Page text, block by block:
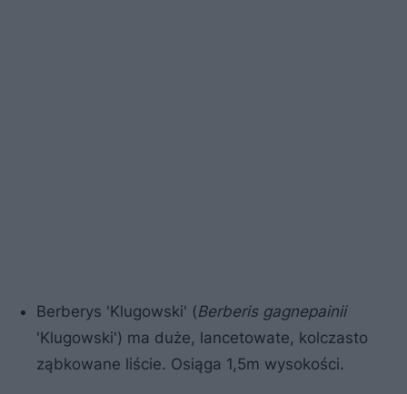
Berberys 'Klugowski' (Berberis gagnepainii
'Klugowski') ma duże, lancetowate, kolczasto
ząbkowane liście. Osiąga 1,5m wysokości.